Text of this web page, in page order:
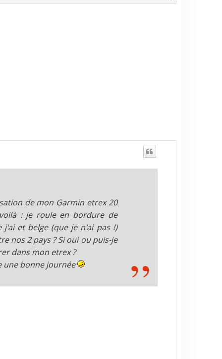
a
de mon Garmin etrex 20
: je roule en bordure de
et belge (que je n'ai pas !)
nos 2 pays ? Si oui ou puis-je
dans mon etrex ?
une bonne journée